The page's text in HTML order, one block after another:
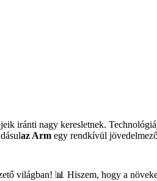
iránti nagy keresletnek.
az Arm egy rendkívül
világban! 📊 Hiszem, hogy a